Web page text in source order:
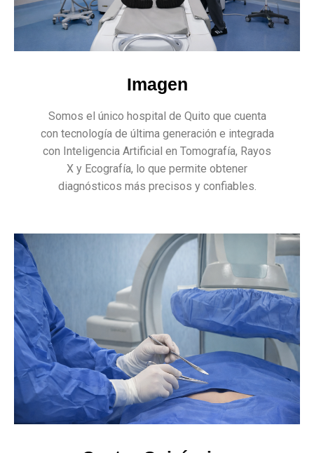
Imagen
Somos el único hospital de Quito que cuenta
con tecnología de última generación e integrada
con Inteligencia Artificial en Tomografía, Rayos
X y Ecografía, lo que permite obtener
diagnósticos más precisos y confiables.